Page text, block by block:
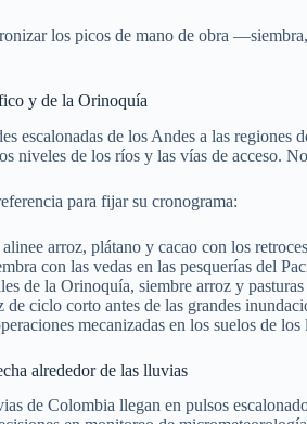
los picos de mano de obra
y de la Orinoquía
escalonadas de los Andes a las
niveles de los ríos y las vías de acceso.
para fijar su cronograma:
arroz, plátano y cacao con los
con las vedas en las pesquerías del
de la Orinoquía, siembre arroz y
de ciclo corto antes de las grandes
mecanizadas en los suelos de
alrededor de las lluvias
de Colombia llegan en pulsos